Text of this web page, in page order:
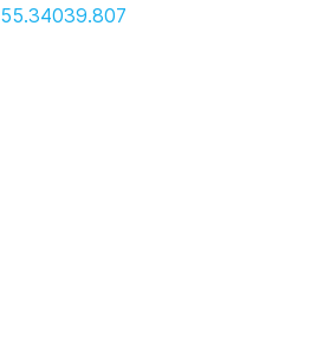
55.34039.807